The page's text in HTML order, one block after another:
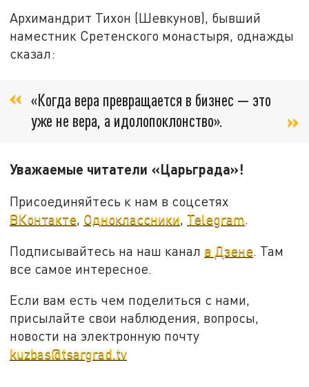
Архимандрит Тихон (Шевкунов), бывший
наместник Сретенского монастыря, однажды
сказал:
«Когда вера превращается в бизнес — это
уже не вера, а идолопоклонство».
Уважаемые читатели «Царьграда»!
Присоединяйтесь к нам в соцсетях
ВКонтакте, Одноклассники, Telegram.
Подписывайтесь на наш канал в Дзене . Там
все самое интересное.
Если вам есть чем поделиться с нами,
присылайте свои наблюдения, вопросы,
новости на электронную почту
kuzbas@tsargrad.tv